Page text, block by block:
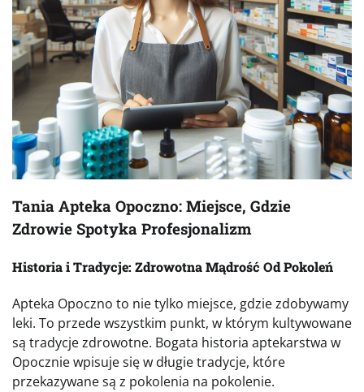
Tania Apteka Opoczno: Miejsce, Gdzie
Zdrowie Spotyka Profesjonalizm
Historia i Tradycje: Zdrowotna Mądrość Od Pokoleń
Apteka Opoczno to nie tylko miejsce, gdzie zdobywamy
leki. To przede wszystkim punkt, w którym kultywowane
są tradycje zdrowotne. Bogata historia aptekarstwa w
Opocznie wpisuje się w długie tradycje, które
przekazywane są z pokolenia na pokolenie.